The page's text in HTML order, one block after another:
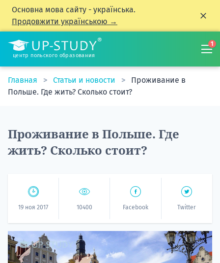
Основна мова сайту - українська.
Продовжити українською →
центр польского образования
1
Главная Статьи и новости
Проживание в
Польше. Где жить? Сколько стоит?
Проживание в Польше. Где
жить? Сколько стоит?
19 ноя 2017 10400 Facebook Twitter